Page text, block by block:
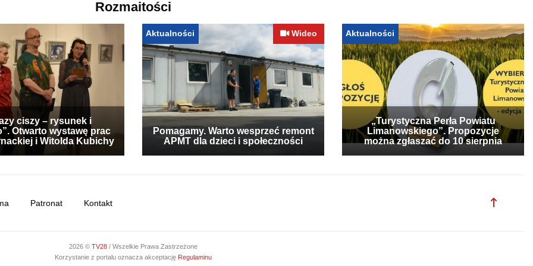
Rozmaitości
ciszy – rysunek i
Otwarto wystawę prac
i Witolda Kubichy
Aktualności Wideo
Pomagamy. Warto wesprzeć remont
APMT dla dzieci i społeczności
Aktualności
„Turystyczna Perła Powiatu
Limanowskiego”. Propozycje
można zgłaszać do 10 sierpnia
Patronat Kontakt
2026 © TV28 / Wszelkie Prawa Zastrzeżone
Korzystanie z portalu oznacza akceptację Regulaminu